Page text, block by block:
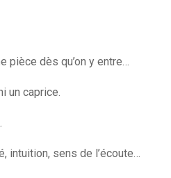
pièce dès qu’on y entre…
un caprice.
intuition, sens de l’écoute…